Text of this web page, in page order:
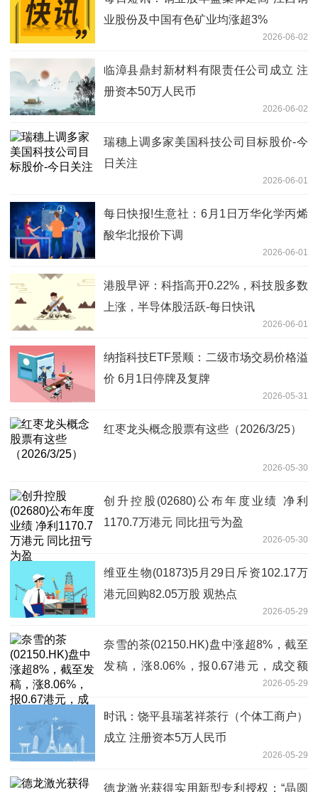
业股份及中国有色矿业均涨超3%
2026-06-02
临漳县鼎封新材料有限责任公司成立 注
册资本50万人民币
2026-06-02
瑞穗上调多家美国科技公司目标股价-今
日关注
2026-06-01
每日快报!生意社：6月1日万华化学丙烯
酸华北报价下调
2026-06-01
港股早评：科指高开0.22%，科技股多数
上涨，半导体股活跃-每日快讯
2026-06-01
纳指科技ETF景顺：二级市场交易价格溢
价 6月1日停牌及复牌
2026-05-31
红枣龙头概念股票有这些（2026/3/25）
2026-05-30
创升控股(02680)公布年度业绩 净利
1170.7万港元 同比扭亏为盈
2026-05-30
维亚生物(01873)5月29日斥资102.17万
港元回购82.05万股 观热点
2026-05-29
奈雪的茶(02150.HK)盘中涨超8%，截至
发稿，涨8.06%，报0.67港元，成交额
2026-05-29
时讯：饶平县瑞茗祥茶行（个体工商户）
成立 注册资本5万人民币
2026-05-29
德龙激光获得实用新型专利授权：“晶圆